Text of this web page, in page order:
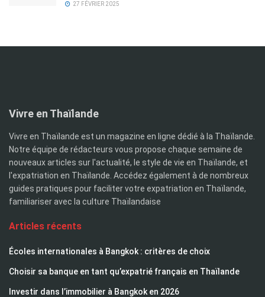
27 FÉVRIER 2025
Vivre en Thaïlande
Vivre en Thaïlande est un magazine en ligne dédié à la Thaïlande.
Notre équipe de rédacteurs vous propose chaque semaine de
nouveaux articles sur l'actualité, le style de vie en Thaïlande, et
l'expatriation en Thaïlande. Accédez également à de nombreux
guides pratiques pour faciliter votre expatriation en Thaïlande,
familiariser avec la culture Thaïlandaise
Articles récents
Écoles internationales à Bangkok : critères de choix
Choisir sa banque en tant qu’expatrié français en Thaïlande
Investir dans l’immobilier à Bangkok en 2026